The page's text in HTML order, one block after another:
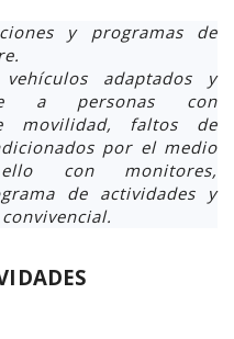
y programas de
vehículos adaptados y
a personas con
movilidad, faltos de
por el medio
con monitores,
de actividades y